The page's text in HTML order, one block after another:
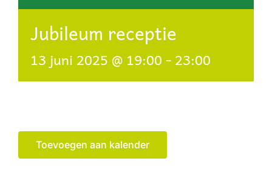
Jubileum receptie
13 juni 2025 @ 19:00-23:00
Toevoegen aan kalender